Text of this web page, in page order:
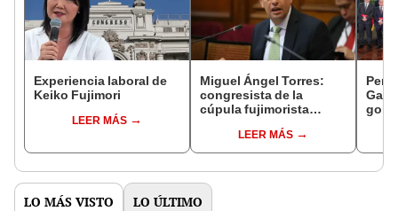
Experiencia laboral de
Keiko Fujimori
LEER MÁS
Miguel Ángel Torres:
congresista de la
cúpula fujimorista
del SenadoLEER MÁS
LO MÁS VISTO LO ÚLTIMO